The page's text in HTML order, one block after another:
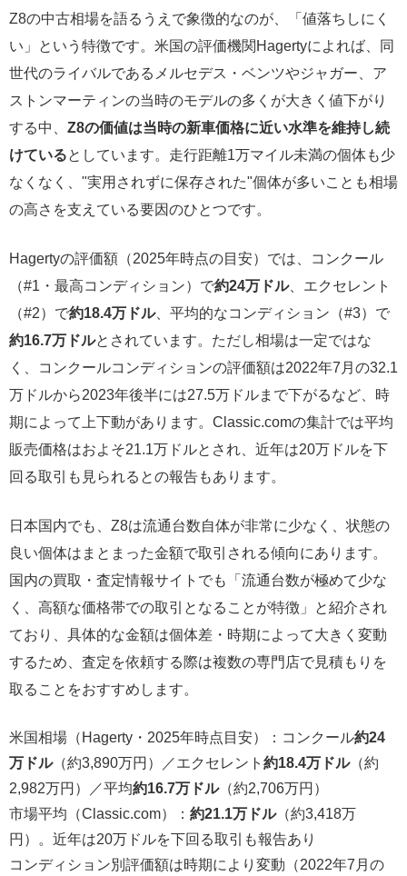
Z8の中古相場を語るうえで象徴的なのが、「値落ちしにく
い」という特徴です。米国の評価機関Hagertyによれば、同
世代のライバルであるメルセデス・ベンツやジャガー、ア
ストンマーティンの当時のモデルの多くが大きく値下がり
する中、 Z8の価値は当時の新車価格に近い水準を維持し続
けているとしています。走行距離1万マイル未満の個体も少
なくなく、"実用されずに保存された"個体が多いことも相場
の高さを支えている要因のひとつです。
Hagertyの評価額（2025年時点の目安）では、コンクール
（#1・最高コンディション）で約24万ドル、エクセレント
（#2）で約18.4万ドル、平均的なコンディション（#3）で
約16.7万ドルとされています。ただし相場は一定ではな
く、コンクールコンディションの評価額は2022年7月の32.1
万ドルから2023年後半には27.5万ドルまで下がるなど、時
期によって上下動があります。Classic.comの集計では平均
販売価格はおよそ21.1万ドルとされ、近年は20万ドルを下
回る取引も見られるとの報告もあります。
日本国内でも、Z8は流通台数自体が非常に少なく、状態の
良い個体はまとまった金額で取引される傾向にあります。
国内の買取・査定情報サイトでも「流通台数が極めて少な
く、高額な価格帯での取引となることが特徴」と紹介され
ており、具体的な金額は個体差・時期によって大きく変動
するため、査定を依頼する際は複数の専門店で見積もりを
取ることをおすすめします。
米国相場（Hagerty・2025年時点目安）：コンクール約24
万ドル（約3,890万円）／エクセレント 約18.4万ドル（約
2,982万円）／平均約16.7万ドル（約2,706万円）
市場平均（Classic.com）： 約21.1万ドル（約3,418万
円）。近年は20万ドルを下回る取引も報告あり
コンディション別評価額は時期により変動（2022年7月の